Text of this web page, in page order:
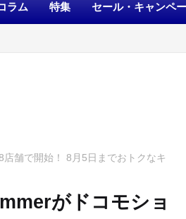
ラム 特集 セール・キャンペ
舗で開始！ 8月5日までおトクなキ
がドコモショ